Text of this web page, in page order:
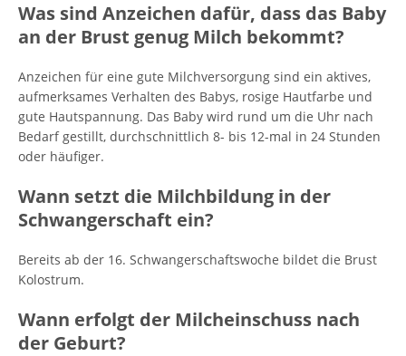
Was sind Anzeichen dafür, dass das Baby
an der Brust genug Milch bekommt?
Anzeichen für eine gute Milchversorgung sind ein aktives,
aufmerksames Verhalten des Babys, rosige Hautfarbe und
gute Hautspannung. Das Baby wird rund um die Uhr nach
Bedarf gestillt, durchschnittlich 8- bis 12-mal in 24 Stunden
oder häufiger.
Wann setzt die Milchbildung in der
Schwangerschaft ein?
Bereits ab der 16. Schwangerschaftswoche bildet die Brust
Kolostrum.
Wann erfolgt der Milcheinschuss nach
der Geburt?